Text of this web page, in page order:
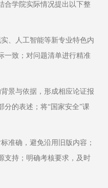
合学院实际情况提出以下整
、人工智能等新专业特色内
一致；对问题清单进行精准
景与依据，形成相应论证报
分的表述；将“国家安全”课
准确，避免沿用旧版内容；
支持；明确考核要求，及时